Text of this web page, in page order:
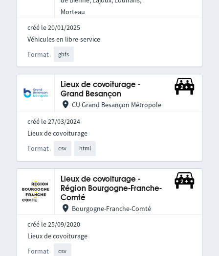
Morteau
créé le 20/01/2025
Format gbfs
Véhicules en libre-service
Lieux de covoiturage -
Grand Besançon
CU Grand Besançon Métropole
créé le 27/03/2024
Format csv html
Lieux de covoiturage
Lieux de covoiturage -
Région Bourgogne-Franche-
Comté
Bourgogne-Franche-Comté
créé le 25/09/2020
Format csv
Lieux de covoiturage